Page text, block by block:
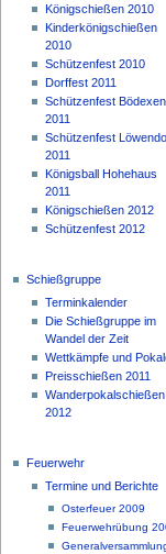
Königschießen 2010
Kinderkönigschießen
2010
Schützenfest 2010
Dorffest 2011
Schützenfest Bödexen
2011
Schützenfest
2011
Königsball Hohehaus
2011
Königschießen 2012
Schützenfest 2012
Schießgruppe
Terminkalender
Die Schießgruppe im
Wandel der Zeit
Wettkämpfe und
Preisschießen 2011
Wanderpokalschießen
2012
Feuerwehr
Termine und Berichte
Osterfeuer 2009
Feuerwehrübung